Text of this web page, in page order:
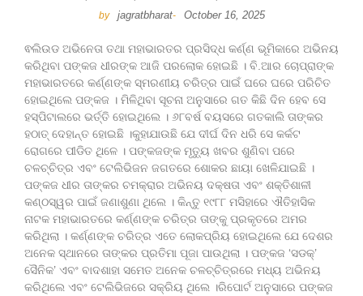
by jagratbharat- October 16, 2025
ଵଲିଉଡ ଅଭିନେତା ତଥା ମହାଭାରତର ପ୍ରସିଦ୍ଧ କର୍ଣ୍ଣ ଭୂମିକାରେ ଅଭିନୟ
କରିଥିବା ପଙ୍କଜ ଧୀରଙ୍କ ଆଜି ପରଲୋକ ହୋଇଛି । ବି.ଆର ଚୋପ୍ରାଙ୍କ
ମହାଭାରତରେ କର୍ଣ୍ଣଙ୍କ ସ୍ମରଣୀୟ ଚରିତ୍ର ପାଇଁ ଘରେ ଘରେ ପରିଚିତ
ହୋଇଥିଲେ ପଙ୍କଜ । ମିଳିଥିବା ସୂଚନା ଅନୁସାରେ ଗତ କିଛି ଦିନ ହେବ ସେ
ହସ୍ପିଟାଲରେ ଭର୍ତ୍ତି ହୋଇଥିଲେ । ୬୮ବର୍ଷ ବୟସରେ ଗତକାଲି ତାଙ୍କର
ହଠାତ୍‍ ଦେହାନ୍ତ ହୋଇଛି ।କୁହାଯାଉଛି ଯେ ଦୀର୍ଘ ଦିନ ଧରି ସେ କର୍କଟ
ରୋଗରେ ପୀଡିତ ଥିଳେ । ପଙ୍କଜଙ୍କ ମୃତ୍ୟୁ ଖବର ଶୁଣିବା ପରେ
ଚଳଚ୍ଚିତ୍ର ଏବଂ ଟେଲିଭିଜନ ଜଗତରେ ଶୋକର ଛାୟା ଖେଳିଯାଇଛି ।
ପଙ୍କଜ ଧୀର ତାଙ୍କର ଚମକ୍ରାର ଅଭିନୟ ଦକ୍ଷତା ଏବଂ ଶକ୍ତିଶାଳୀ
କଣ୍ଠସ୍ୱର ପାଇଁ ଜଣାଶୁଣା ଥିଲେ । କିନ୍ତୁ ୧୯୮୮ ମସିହାରେ ଐତିହାସିକ
ନାଟକ ମହାଭାରତରେ କର୍ଣ୍ଣଙ୍କ ଚରିତ୍ର ତାଙ୍କୁ ପ୍ରକୃତରେ ଅମର
କରିଥିଲା । କର୍ଣ୍ଣଙ୍କ ଚରିତ୍ର ଏତେ ଲୋକପ୍ରିୟ ହୋଇଥିଲେ ଯେ ଦେଶର
ଅନେକ ସ୍ଥାନରେ ତାଙ୍କର ପ୍ରତିମା ପୂଜା ପାଉଥିଲା । ପଙ୍କଜ ‘ସଡକ୍‍’
ସୈନିକ’ ଏବଂ ବାଦଶାହା ସମେତ ଅନେକ ଚଳଚ୍ଚିତ୍ରରେ ମଧ୍ୟ ଅଭିନୟ
କରିଥିଲେ ଏବଂ ଟେଲିଭିଜରେ ସକ୍ରିୟ ଥିଲେ ।ରିପୋର୍ଟ ଅନୁସାରେ ପଙ୍କଜ